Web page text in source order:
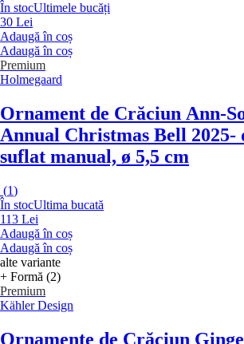
În stocUltimele bucăți
30 Lei
Adaugă în coș
Adaugă în coș
Premium
Holmegaard
Ornament de Crăciun Ann-
Annual Christmas Bell 2025-
suflat manual, ø 5,5 cm
(1)
În stocUltima bucată
113 Lei
Adaugă în coș
Adaugă în coș
alte variante
+ Formă (2)
Premium
Kähler Design
Ornamente de Crăciun